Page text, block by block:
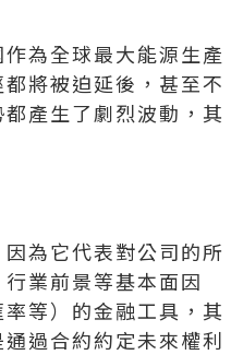
為全球最大能源生產
將被迫延後，甚至不
產生了劇烈波動，其
為它代表對公司的所
業前景等基本面因
等）的金融工具，其
過合約約定未來權利